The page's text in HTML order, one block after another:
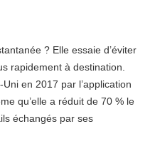
? Elle essaie d’éviter
rapidement à destination.
en 2017 par l’application
qu’elle a réduit de 70 % le
échangés par ses